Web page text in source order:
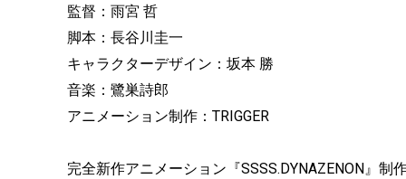
監督：雨宮 哲
脚本：長谷川圭一
キャラクターデザイン：坂本 勝
音楽：鷺巣詩郎
アニメーション制作：TRIGGER
完全新作アニメーション『SSSS.DYNAZENON』制